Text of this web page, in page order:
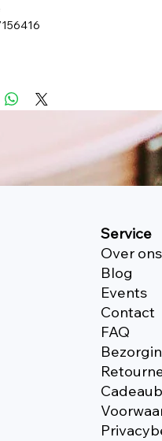
Service
Over ons
Blog
Events
Contact
FAQ